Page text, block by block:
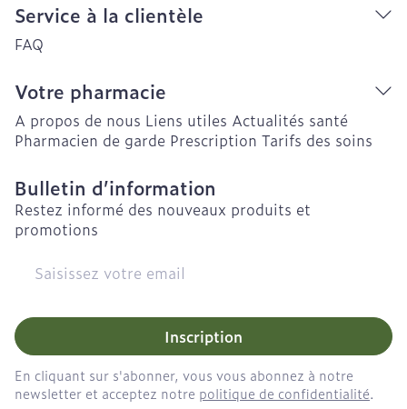
Service à la clientèle
FAQ
Votre pharmacie
A propos de nous Liens utiles Actualités santé
Pharmacien de garde Prescription Tarifs des soins
Bulletin d’information
Restez informé des nouveaux produits et
promotions
Adresse mail
Inscription
En cliquant sur s'abonner, vous vous abonnez à notre
newsletter et acceptez notre politique de confidentialité.